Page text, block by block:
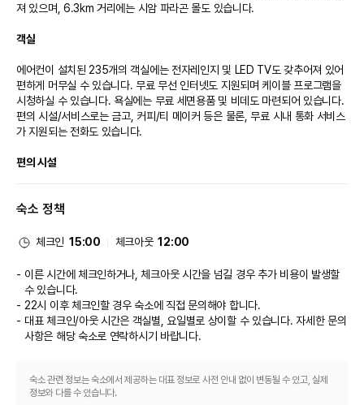
져 있으며, 6.3km 거리에는 시암 파라곤 몰도 있습니다.
객실
에어컨이 설치된 235개의 객실에는 전자레인지 및 LED TV도 갖추어져 있어
편하게 머무실 수 있습니다. 무료 무선 인터넷도 지원되며 케이블 프로그램을
시청하실 수 있습니다. 욕실에는 무료 세면용품 및 비데도 마련되어 있습니다.
편의 시설/서비스로는 금고, 커피/티 메이커 등은 물론, 무료 시내 통화 서비스
가 지원되는 전화도 있습니다.
편의 시설
에서 럭셔리한 분위기를 맘껏 즐기실 수 있습니다. 야외 수영장 및 피트니스 센
이 호텔에는 4 개의 레스토랑이 있으며 이중 하나인 Nava Chef Table에서
식사를 간단히 해결하실 수 있습니다. 또는 편하게 객실에서 24시간 룸서비스
를 이용하실 수 있어요. 2 커피숍/카페에서는 스낵이 제공됩니다. 2 개의 바/
라운지에서는 맛있는 음료를 마시며 여유로운 시간을 보내실 수 있어요. 아침
비즈니스, 기타 편의시설
숙소 정책
체크인 15:00 체크아웃 12:00
이른 시간에 체크인하거나, 체크아웃 시간을 넘길 경우 추가 비용이 발생할
수 있습니다.
22시 이후 체크인할 경우 숙소에 직접 문의해야 합니다.
대표 체크인/아웃 시간은 객실별, 요일별로 상이할 수 있습니다. 자세한 문의
사항은 해당 숙소로 연락하시기 바랍니다.
숙소 관련 정보는 숙소에서 제공하는 대표 정보로 사전 안내 없이 변동될 수 있고, 실제
정보와 다를 수 있습니다.